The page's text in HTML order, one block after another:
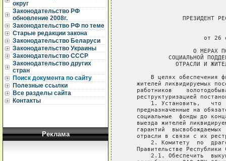
округ
Законодательство РФ
обновление 2008г.
Законодательство РФ по теме
Старые редакции закона
Законодательство Беларуси
Законодательство Украины
Законодательство СССР
Законодательство других
стран
Поиск документа по сайту
Полезные ссылки
Все разделы сайта
Контакты
Реклама
ПРЕЗИДЕНТ
от 26
О МЕРАХ
СОЦИАЛЬНОЙ
ОТРАСЛИ И
В целях обеспечения
жителей ликвидируемых
работников
реструктуризацией
1. Установить,   что
предназначенные на
социальные  фонды до
выезда жителей
гарантий  высвобождаемых
отрасли в связи с их
2. Комитету  по
Правительстве Республики
2.1. Обеспечить